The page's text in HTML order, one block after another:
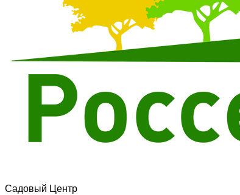
Садовый Центр